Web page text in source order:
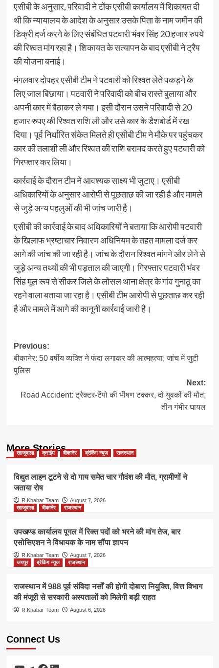
एसीबी के अनुसार, परिवादी ने टोंक एसीबी कार्यालय में शिकायत दी
थी कि न्यायालय के आदेश के अनुसार उसके पिता के नाम जमीन की
डिक्री दर्ज करने के लिए संबंधित पटवारी भंवर सिंह 20 हजार रुपये
की रिश्वत मांग रहा है। शिकायत के सत्यापन के बाद एसीबी ने ट्रैप
की योजना बनाई।
मंगलवार दोपहर एसीबी टीम ने पटवारी को रिश्वत लेते पकड़ने के
लिए जाल बिछाया। पटवारी ने परिवादी को बीच रास्ते बुलाया और
अपनी कार में बैठाकर ले गया। इसी दौरान उसने परिवादी से 20
हजार रुपए की रिश्वत राशि ली और उसे कार के डैशबोर्ड में रख
दिया। पूर्व निर्धारित संकेत मिलते ही एसीबी टीम ने मौके पर पहुंचकर
कार की तलाशी ली और रिश्वत की राशि बरामद करते हुए पटवारी को
गिरफ्तार कर लिया।
कार्रवाई के दौरान टीम ने आवश्यक साक्ष्य भी जुटाए। एसीबी
अधिकारियों के अनुसार आरोपी से पूछताछ की जा रही है और मामले
से जुड़े अन्य पहलुओं की भी जांच जारी है।
एसीबी की कार्रवाई के बाद अधिकारियों ने बताया कि आरोपी पटवारी
के खिलाफ भ्रष्टाचार निवारण अधिनियम के तहत मामला दर्ज कर
आगे की जांच की जा रही है। जांच के दौरान रिश्वत मांगने और लेने से
जुड़े अन्य तथ्यों की भी पड़ताल की जाएगी। गिरफ्तार पटवारी भंवर
सिंह मूल रूप से सीकर जिले के लोसल थाना क्षेत्र के गांव गुनाठू का
रहने वाला बताया जा रहा है। एसीबी टीम आरोपी से पूछताछ कर रही
है और मामले में आगे की कानूनी कार्रवाई जारी है।
Post
navigation
Previous:
बीकानेर: 50 वर्षीय व्यक्ति ने फंदा लगाकर की आत्महत्या; जांच में जुटी
पुलिस
Next:
Road Accident: ट्रैक्टर-टेंपो की भीषण टक्कर, दो युवकों की मौत;
तीन गंभीर घायल
More Stories
खाजूवाला क्राईम बीकानेर ब्रेकिंग न्यूज राजस्थान
विद्युत लाइन टूटने से दो गाय समेत चार गौवंश की मौत, ग्रामीणों ने
जताया रोष
R.Khabar Team
August 7, 2026
खाजूवाला
बीकानेर राजस्थान
उपखण्ड कार्यालय पूगल में रिक्त पदों को भरने की मांग तेज, बार
एसोसिएशन ने विधायक के नाम सौंपा ज्ञापन
R.Khabar Team
August 7, 2026
जयपुर
ब्रेकिंग न्यूज राजस्थान
राजस्थान में 988 पूर्व संविदा नर्सों की होगी दोबारा नियुक्ति, वित्त विभाग
की मंजूरी से सरकारी अस्पतालों को मिलेगी बड़ी राहत
R.Khabar Team August 6, 2026
Connect Us